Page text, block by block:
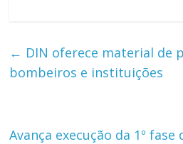
← DIN oferece material de
bombeiros e instituições
Avança execução da 1º